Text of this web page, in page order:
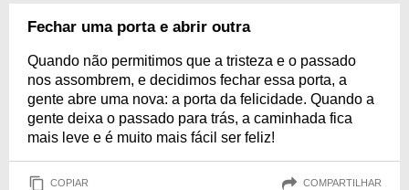
Fechar uma porta e abrir outra
Quando não permitimos que a tristeza e o passado
nos assombrem, e decidimos fechar essa porta, a
gente abre uma nova: a porta da felicidade. Quando a
gente deixa o passado para trás, a caminhada fica
mais leve e é muito mais fácil ser feliz!
COPIAR COMPARTILHAR